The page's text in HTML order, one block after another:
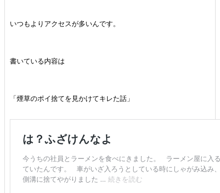
いつもよりアクセスが多いんです。
書いている内容は
「煙草のポイ捨てを見かけてキレた話」